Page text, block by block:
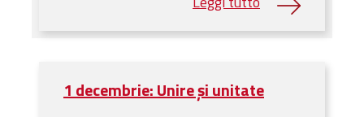
1 decembrie: Unire și unitate